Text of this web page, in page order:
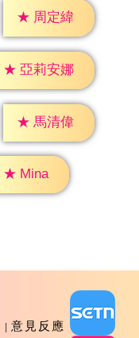
★ 周定緯
★ 亞莉安娜
★ 馬清偉
★ Mina
意見反應